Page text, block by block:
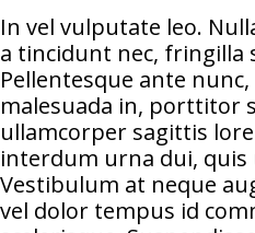
In vel vulputate leo.
a tincidunt nec, fringilla
Pellentesque ante
malesuada in, porttitor
ullamcorper sagittis
interdum urna dui, quis
Vestibulum at neque
vel dolor tempus id